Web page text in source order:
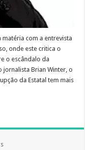
matéria com a entrevista
onde este critica o
o escândalo da
Brian Winter, o
da Estatal tem mais